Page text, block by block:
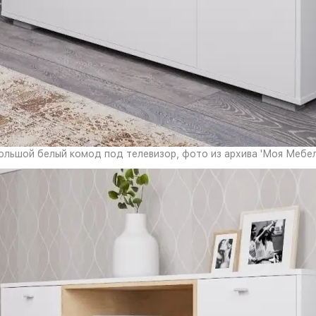
белый комод под телевизор, фото из архива 'Моя